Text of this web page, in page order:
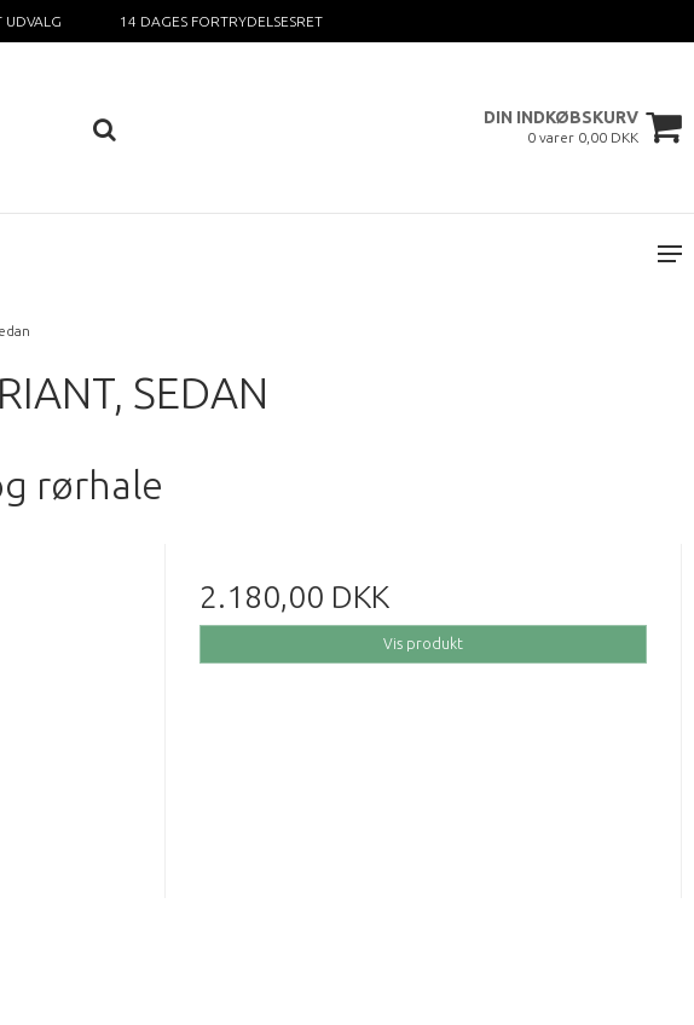
UDVALG 14 DAGES FORTRYDELSESRET
DIN INDKØBSKURV
0 varer 0,00 DKK
SEDAN
rørhale
2.180,00 DKK
Vis produkt